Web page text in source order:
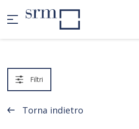
Filtri
Torna indietro